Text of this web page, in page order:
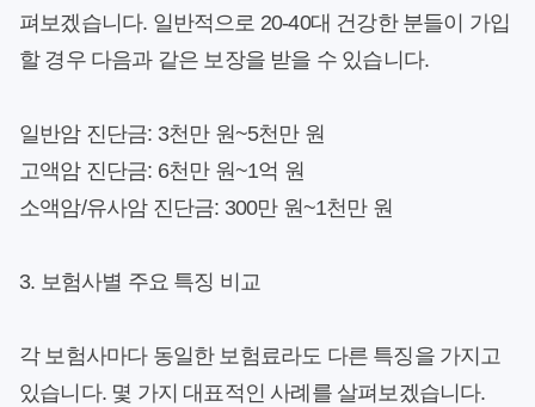
펴보겠습니다. 일반적으로 20-40대 건강한 분들이 가입
할 경우 다음과 같은 보장을 받을 수 있습니다.
일반암 진단금: 3천만 원~5천만 원
고액암 진단금: 6천만 원~1억 원
소액암/유사암 진단금: 300만 원~1천만 원
3. 보험사별 주요 특징 비교
각 보험사마다 동일한 보험료라도 다른 특징을 가지고
있습니다. 몇 가지 대표적인 사례를 살펴보겠습니다.